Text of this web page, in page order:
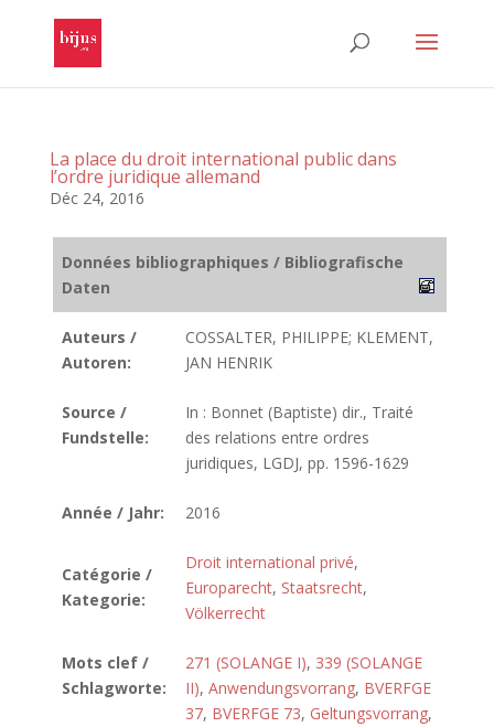
La place du droit international public dans
l’ordre juridique allemand
Déc 24, 2016
Données bibliographiques / Bibliografische
Daten
Auteurs /
Autoren:
COSSALTER, PHILIPPE; KLEMENT,
JAN HENRIK
Source /
Fundstelle:
In : Bonnet (Baptiste) dir., Traité
des relations entre ordres
juridiques, LGDJ, pp. 1596-1629
Année / Jahr: 2016
Catégorie /
Kategorie:
Droit international privé,
Europarecht, Staatsrecht,
Völkerrecht
Mots clef /
Schlagworte:
271 (SOLANGE I), 339 (SOLANGE
II), Anwendungsvorrang, BVERFGE
37, BVERFGE 73, Geltungsvorrang,